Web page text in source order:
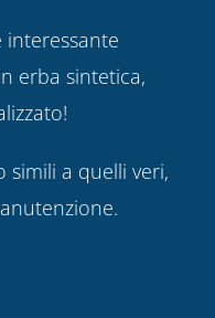
interessante
erba sintetica,
a quelli veri,